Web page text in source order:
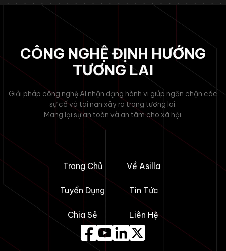
CÔNG NGHỆ ĐỊNH HƯỚNG
TƯƠNG LAI
Giải pháp công nghệ AI nhận dạng hành vi giúp ngăn chặn các
sự cố và tai nạn xảy ra trong tương lai.
Mang lại sự an toàn và an tâm cho xã hội.
Trang Chủ Về Asilla
Tuyển Dụng Tin Tức
Chia Sẻ Liên Hệ